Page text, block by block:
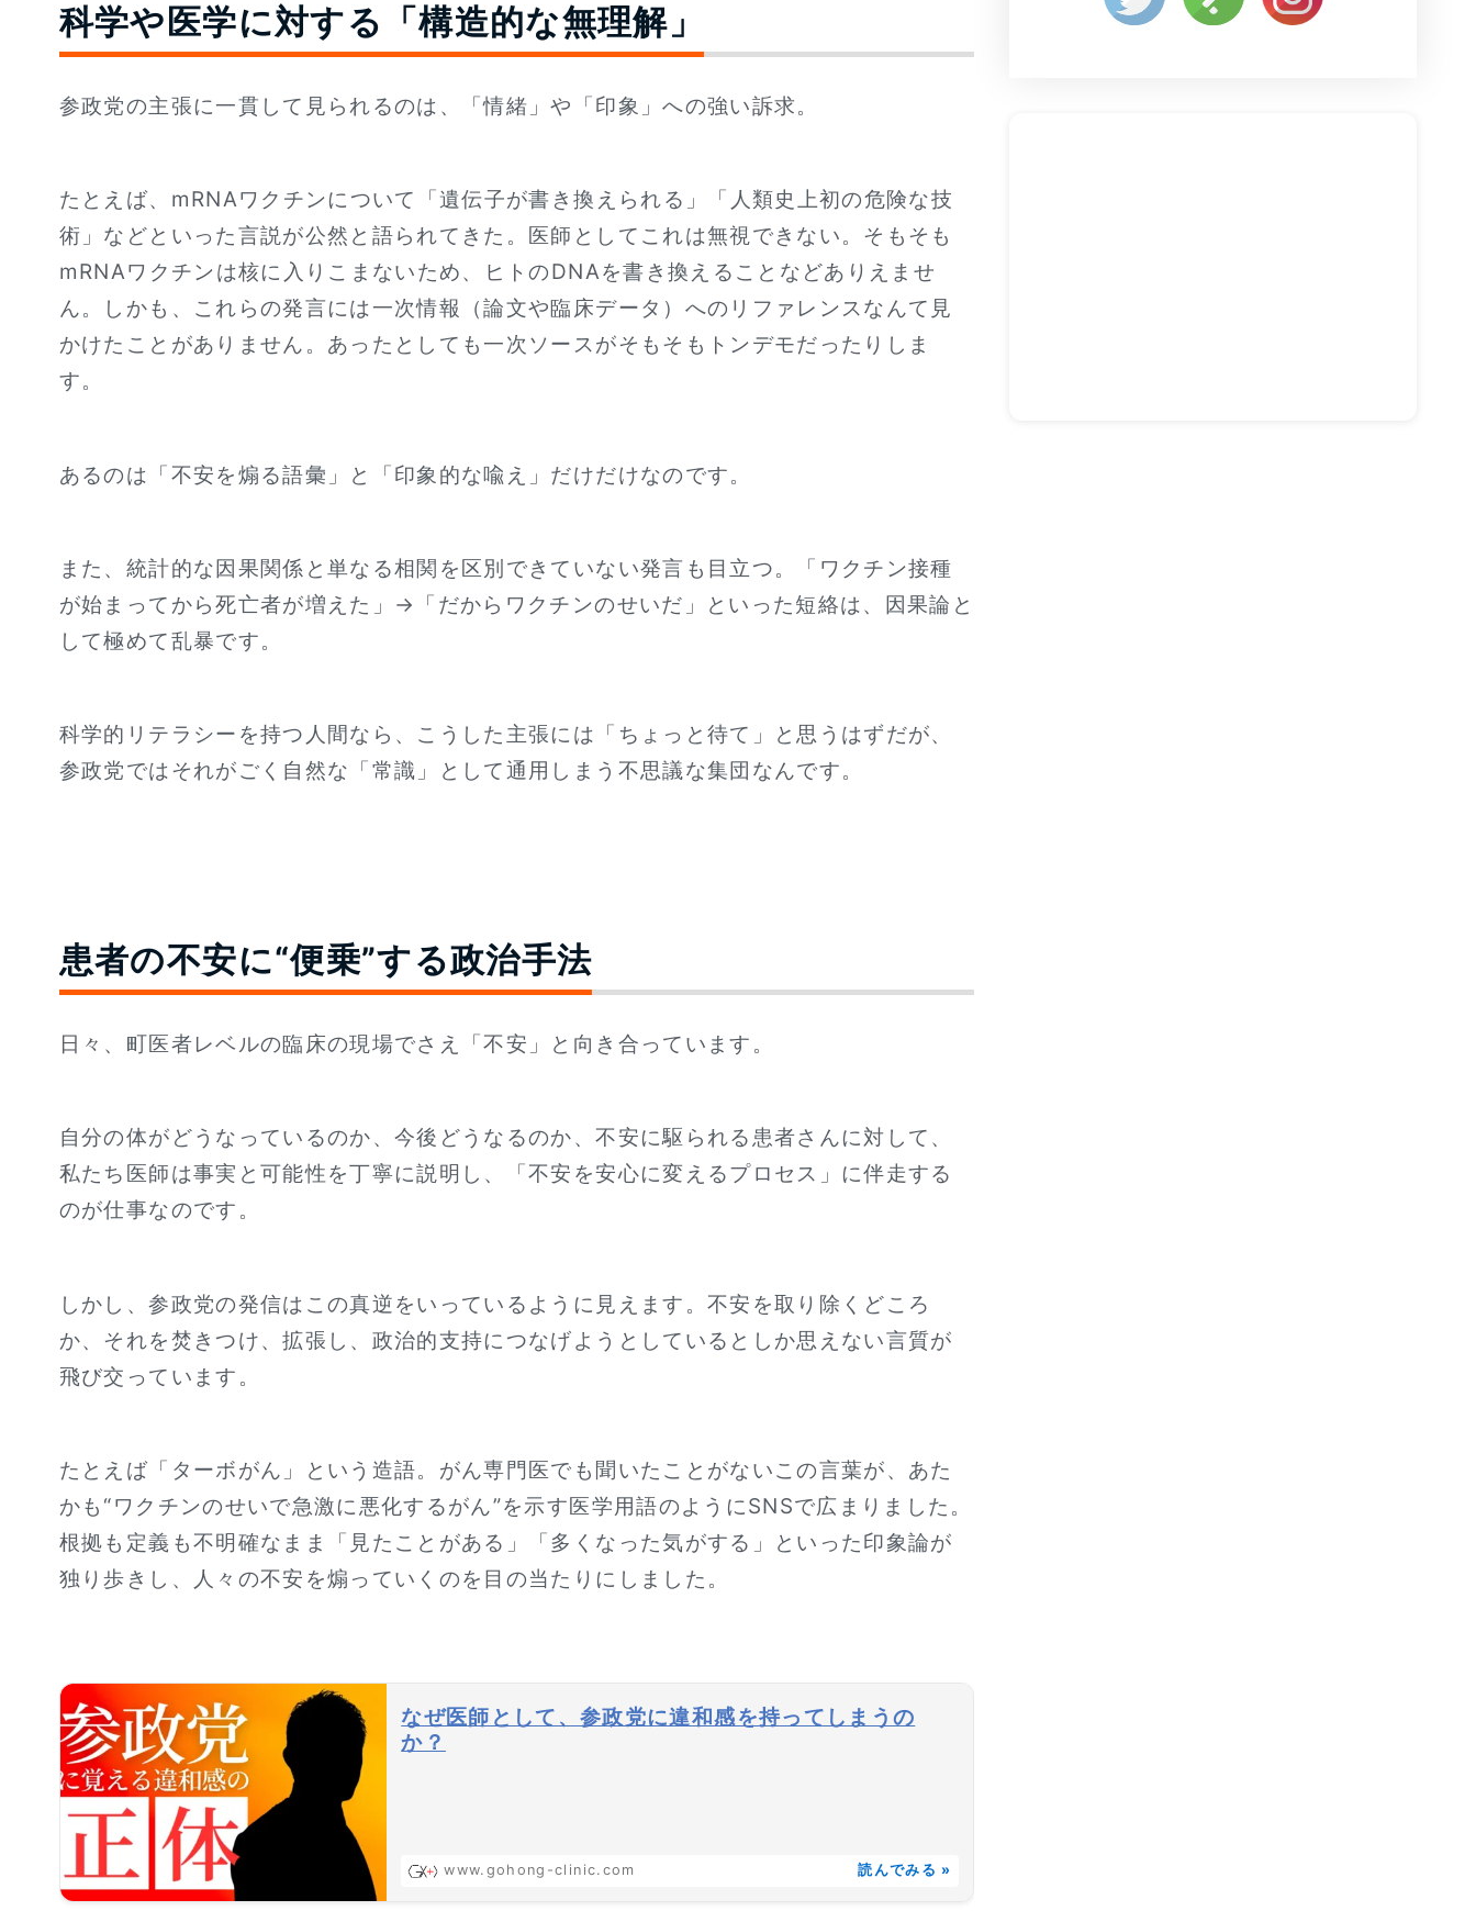
科学や医学に対する「構造的な無理解」
参政党の主張に一貫して見られるのは、「情緒」や「印象」への強い訴求。
たとえば、mRNAワクチンについて「遺伝子が書き換えられる」「人類史上初の危険な技
術」などといった言説が公然と語られてきた。医師としてこれは無視できない。そもそも
mRNAワクチンは核に入りこまないため、ヒトのDNAを書き換えることなどありえませ
ん。しかも、これらの発言には一次情報（論文や臨床データ）へのリファレンスなんて見
かけたことがありません。あったとしても一次ソースがそもそもトンデモだったりしま
す。
あるのは「不安を煽る語彙」と「印象的な喩え」だけだけなのです。
また、統計的な因果関係と単なる相関を区別できていない発言も目立つ。「ワクチン接種
が始まってから死亡者が増えた」→「だからワクチンのせいだ」といった短絡は、因果論と
して極めて乱暴です。
科学的リテラシーを持つ人間なら、こうした主張には「ちょっと待て」と思うはずだが、
参政党ではそれがごく自然な「常識」として通用しまう不思議な集団なんです。
患者の不安に“便乗”する政治手法
日々、町医者レベルの臨床の現場でさえ「不安」と向き合っています。
自分の体がどうなっているのか、今後どうなるのか、不安に駆られる患者さんに対して、
私たち医師は事実と可能性を丁寧に説明し、「不安を安心に変えるプロセス」に伴走する
のが仕事なのです。
しかし、参政党の発信はこの真逆をいっているように見えます。不安を取り除くどころ
か、それを焚きつけ、拡張し、政治的支持につなげようとしているとしか思えない言質が
飛び交っています。
たとえば「ターボがん」という造語。がん専門医でも聞いたことがないこの言葉が、あた
かも“ワクチンのせいで急激に悪化するがん”を示す医学用語のようにSNSで広まりました。
根拠も定義も不明確なまま「見たことがある」「多くなった気がする」といった印象論が
独り歩きし、人々の不安を煽っていくのを目の当たりにしました。
なぜ医師として、参政党に違和感を持ってしまうの
か？
www.gohong-clinic.com 読んでみる »